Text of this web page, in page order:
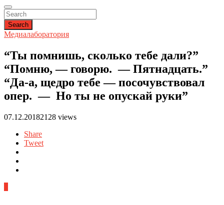
Search
Медиалаборатория
“Ты помнишь, сколько тебе дали?”
“Помню, — говорю. — Пятнадцать.”
“Да-а, щедро тебе — посочувствовал
опер. — Но ты не опускай руки”
07.12.20182128 views
Share
Tweet